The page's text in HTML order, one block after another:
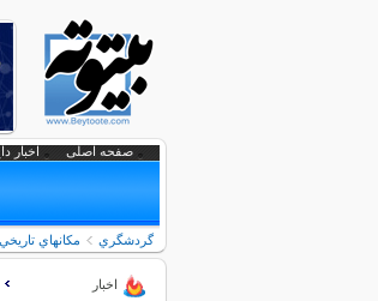
صفحه اصلی اخبار
گردشگري مكانهاي
اخبار